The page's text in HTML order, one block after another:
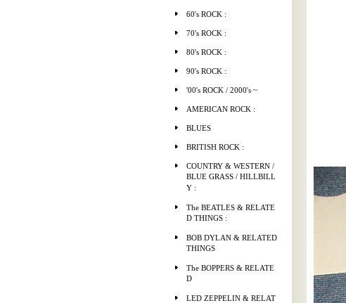
60's ROCK :
70's ROCK :
80's ROCK :
90's ROCK :
'00's ROCK / 2000's ~
AMERICAN ROCK :
BLUES
BRITISH ROCK :
COUNTRY & WESTERN /
BLUE GRASS / HILLBILL
Y :
The BEATLES & RELATE
D THINGS :
BOB DYLAN & RELATED
THINGS
The BOPPERS & RELATE
D
LED ZEPPELIN & RELAT